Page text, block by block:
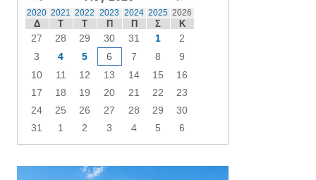
2020 2021 2022 2023 2024 2025 2026
Δ Τ Τ Π Π Σ Κ
27 28 29 30 31 1
2
3
4 5 6 7 8
9
10
11 12 13 14 15
16
17
18 19 20 21 22
23
24
25 26 27 28 29
30
31
1 2 3 4 5 6